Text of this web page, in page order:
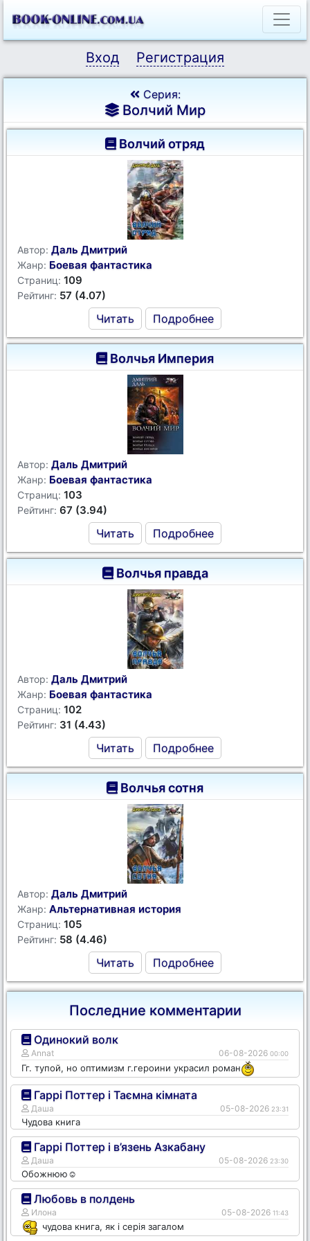
Вход Регистрация
Серия:
Волчий Мир
Волчий отряд
Автор: Даль Дмитрий
Жанр: Боевая фантастика
Страниц: 109
Рейтинг: 57 (4.07)
Читать Подробнее
Волчья Империя
Автор: Даль Дмитрий
Жанр: Боевая фантастика
Страниц: 103
Рейтинг: 67 (3.94)
Читать Подробнее
Волчья правда
Автор: Даль Дмитрий
Жанр: Боевая фантастика
Страниц: 102
Рейтинг: 31 (4.43)
Читать Подробнее
Волчья сотня
Автор: Даль Дмитрий
Жанр: Альтернативная история
Страниц: 105
Рейтинг: 58 (4.46)
Читать Подробнее
Последние комментарии
Одинокий волк
Annat 06-08-2026 00:00
Гг. тупой, но оптимизм г.героини украсил роман
Гаррі Поттер і Таємна кімната
Даша 05-08-2026 23:31
Чудова книга
Гаррі Поттер і в’язень Азкабану
Даша 05-08-2026 23:30
Обожнюю☺️
Любовь в полдень
Илона 05-08-2026 11:43
чудова книга, як і серія загалом